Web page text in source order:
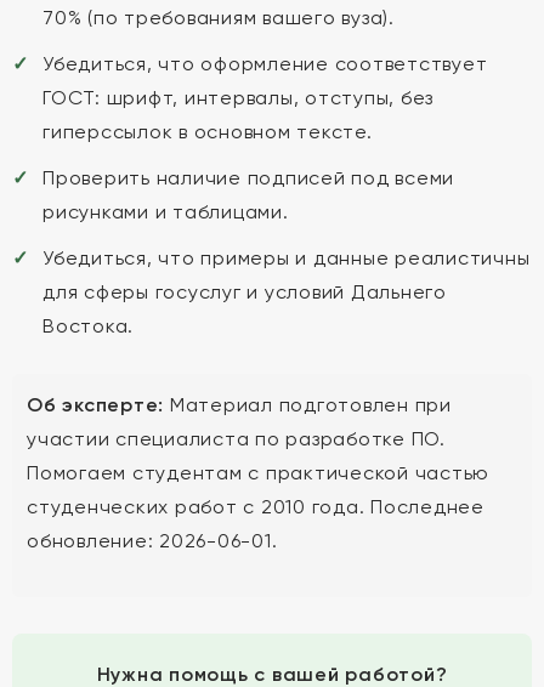
70% (по требованиям вашего вуза).
Убедиться, что оформление соответствует
ГОСТ: шрифт, интервалы, отступы, без
гиперссылок в основном тексте.
Проверить наличие подписей под всеми
рисунками и таблицами.
Убедиться, что примеры и данные реалистичны
для сферы госуслуг и условий Дальнего
Востока.
Об эксперте: Материал подготовлен при
участии специалиста по разработке ПО.
Помогаем студентам с практической частью
студенческих работ с 2010 года. Последнее
обновление: 2026-06-01.
Нужна помощь с вашей работой?